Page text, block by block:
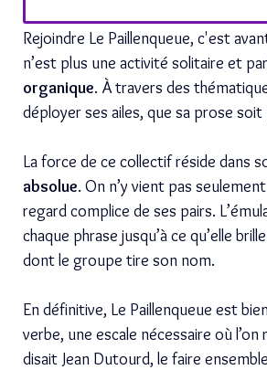
Rejoindre Le Paillenqueue, c'est
n’est plus une activité solitaire et
organique. À travers des
déployer ses ailes, que sa prose
La force de ce collectif réside dans
absolue. On n’y vient pas
regard complice de ses pairs.
chaque phrase jusqu’à ce qu’elle
dont le groupe tire son nom.
En définitive, Le Paillenqueue est
verbe, une escale nécessaire où
disait Jean Dutourd, le faire